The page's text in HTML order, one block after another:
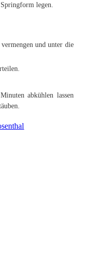
legen.
und unter die
abkühlen lassen